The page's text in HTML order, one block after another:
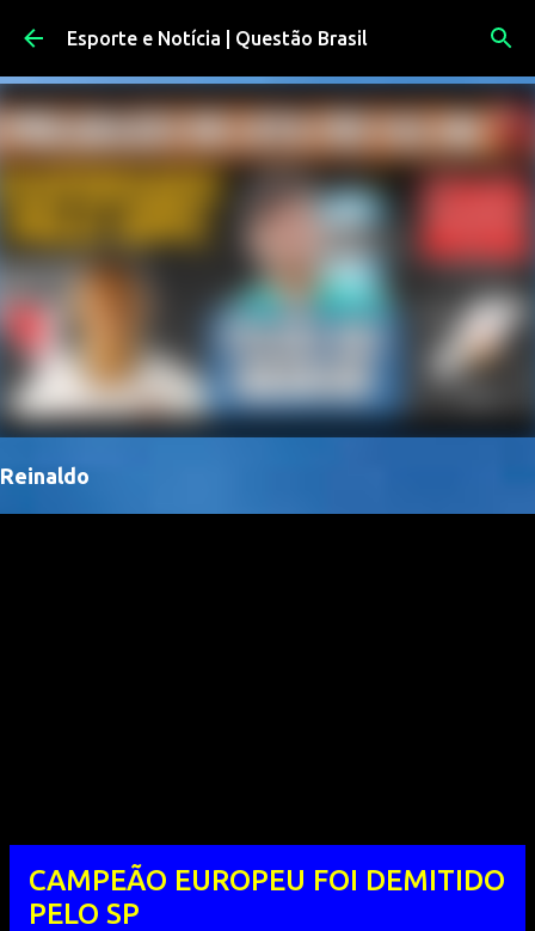
Pular para o conteúdo principal
Esporte e Notícia | Questão Brasil
Reinaldo
CAMPEÃO EUROPEU FOI DEMITIDO
PELO SP